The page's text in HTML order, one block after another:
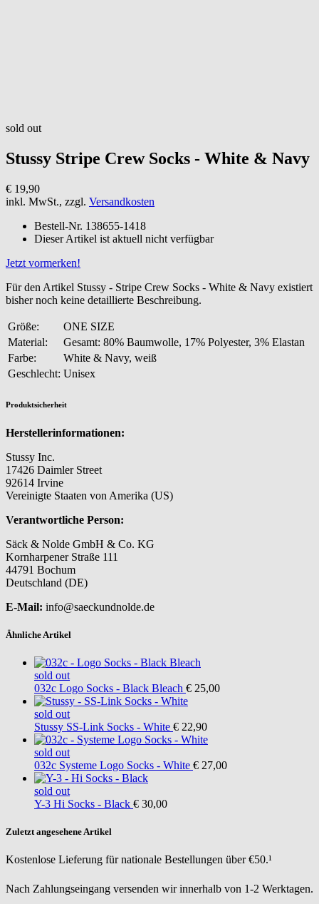
sold out
Stussy Stripe Crew Socks - White & Navy
€ 19,90
inkl. MwSt., zzgl. Versandkosten
Bestell-Nr. 138655-1418
Dieser Artikel ist aktuell nicht verfügbar
Jetzt vormerken!
Für den Artikel Stussy - Stripe Crew Socks - White & Navy existiert
bisher noch keine detaillierte Beschreibung.
Größe:
ONE SIZE
Material:
Gesamt: 80% Baumwolle, 17% Polyester, 3% Elastan
Farbe:
White & Navy, weiß
Geschlecht: Unisex
Produktsicherheit
Herstellerinformationen:
Stussy Inc.
17426 Daimler Street
92614 Irvine
Vereinigte Staaten von Amerika (US)
Verantwortliche Person:
Säck & Nolde GmbH & Co. KG
Kornharpener Straße 111
44791 Bochum
Deutschland (DE)
E-Mail: info@saeckundnolde.de
Ähnliche Artikel
sold out
032c Logo Socks - Black Bleach € 25,00
sold out
Stussy SS-Link Socks - White € 22,90
sold out
032c Systeme Logo Socks - White € 27,00
sold out
Y-3 Hi Socks - Black € 30,00
Zuletzt angesehene Artikel
Kostenlose Lieferung für nationale Bestellungen über €50.¹
Nach Zahlungseingang versenden wir innerhalb von 1-2 Werktagen.